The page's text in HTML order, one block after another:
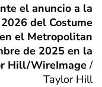
el anuncio a la
del Costume
el Metropolitan
de 2025 en la
Hill/WireImage /
Taylor Hill